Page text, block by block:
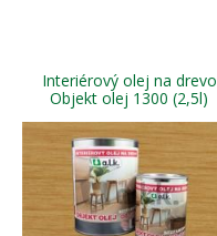
Interiérový olej na drevo
Objekt olej 1300 (2,5l)